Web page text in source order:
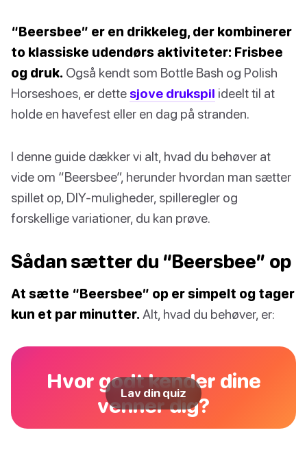
“Beersbee” er en drikkeleg, der kombinerer
to klassiske udendørs aktiviteter: Frisbee
og druk. Også kendt som Bottle Bash og Polish
Horseshoes, er dette sjove drukspil ideelt til at
holde en havefest eller en dag på stranden.
I denne guide dækker vi alt, hvad du behøver at
vide om “Beersbee”, herunder hvordan man sætter
spillet op, DIY-muligheder, spilleregler og
forskellige variationer, du kan prøve.
Sådan sætter du “Beersbee” op
At sætte “Beersbee” op er simpelt og tager
kun et par minutter. Alt, hvad du behøver, er:
Hvor godt kender dine
venner dig?
Lav din quiz